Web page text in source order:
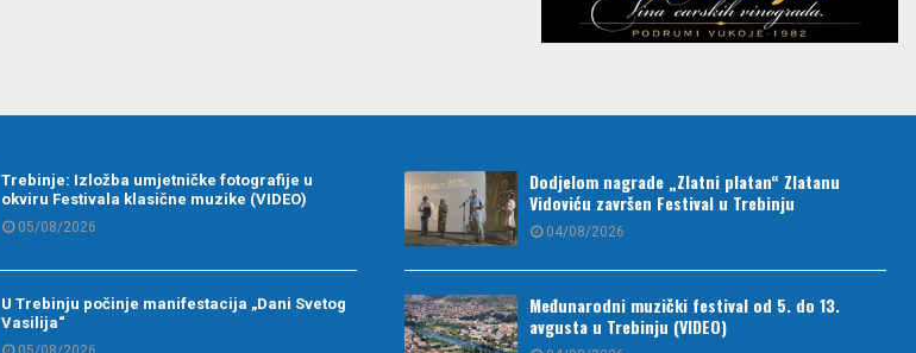
Trebinje: Izložba umjetničke fotografije u
okviru Festivala klasične muzike (VIDEO)
05/08/2026
U Trebinju počinje manifestacija „Dani Svetog
Vasilija“
Dodjelom nagrade „Zlatni platan“ Zlatanu
Vidoviću završen Festival u Trebinju
04/08/2026
Međunarodni muzički festival od 5. do 13.
avgusta u Trebinju (VIDEO)